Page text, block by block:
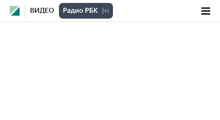
ВИДЕО